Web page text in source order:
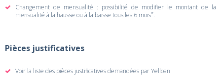
Changement de mensualité : possibilité de modifier le montant de la
mensualité à la hausse ou à la baisse tous les 6 mois*.
Pièces justificatives
Voir la liste des pièces justificatives demandées par Yelloan